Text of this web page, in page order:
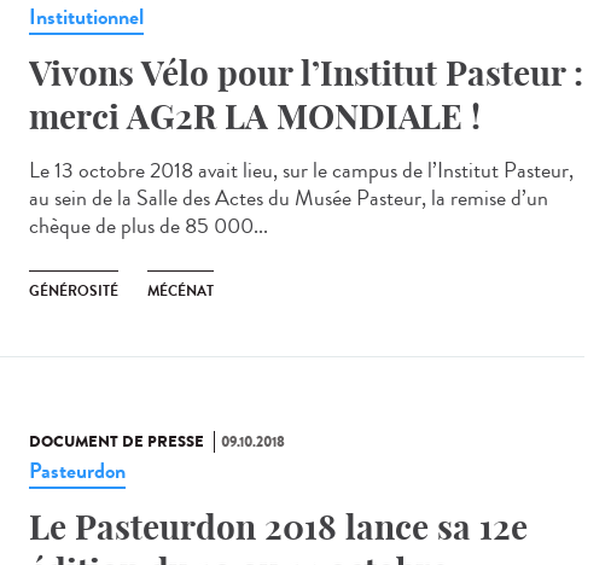
Institutionnel
Vivons Vélo pour l’Institut Pasteur :
merci AG2R LA MONDIALE !
Le 13 octobre 2018 avait lieu, sur le campus de l’Institut Pasteur,
au sein de la Salle des Actes du Musée Pasteur, la remise d’un
chèque de plus de 85 000...
GÉNÉROSITÉ MÉCÉNAT
DOCUMENT DE PRESSE 09.10.2018
Pasteurdon
Le Pasteurdon 2018 lance sa 12e